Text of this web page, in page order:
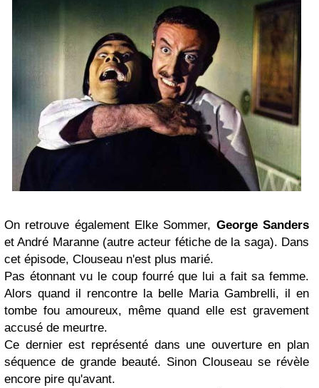
On retrouve également Elke Sommer, George Sanders
et André Maranne (autre acteur fétiche de la saga). Dans
cet épisode, Clouseau n'est plus marié.
Pas étonnant vu le coup fourré que lui a fait sa femme.
Alors quand il rencontre la belle Maria Gambrelli, il en
tombe fou amoureux, même quand elle est gravement
accusé de meurtre.
Ce dernier est représenté dans une ouverture en plan
séquence de grande beauté. Sinon Clouseau se révèle
encore pire qu'avant.